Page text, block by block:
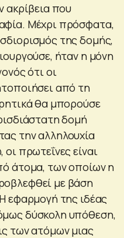
ακρίβεια που
Μέχρι πρόσφατα,
της δομής,
ήταν η μόνη
ότι οι
από τη
θα μπορούσε
δομή
την αλληλουχία
πρωτεΐνες είναι
άτομα, των οποίων η
με βάση
εφαρμογή της ιδέας
δύσκολη υπόθεση,
των ατόμων μιας